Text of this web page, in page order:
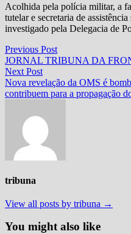
Acolhida pela polícia militar, a
tutelar e secretaria de
investigado pela Delegacia de
Navegação
de
Post
Previous PostPrevious
post:
JORNAL TRIBUNA DA
Next PostNext
post:
Nova revelação da OMS é
contribuem para a propagação
tribuna
View all posts by tribuna →
You might also like